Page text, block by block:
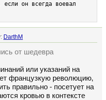
он всегда воевал
DarthM
от шедевра
или указаний на
французкую революцию,
правильно - посетует на
кровью в контексте